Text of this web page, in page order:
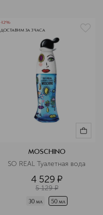
-12%
ДОСТАВИМ ЗА 3 ЧАСА
MOSCHINO
SO REAL Туалетная вода
4 529 ¤
5 129 ¤
30 мл 50 мл